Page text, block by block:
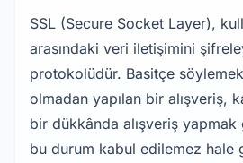
SSL (Secure Socket Layer),
arasındaki veri iletişimini
protokolüdür. Basitçe
olmadan yapılan bir alışveriş,
bir dükkânda alışveriş
bu durum kabul edilemez hale